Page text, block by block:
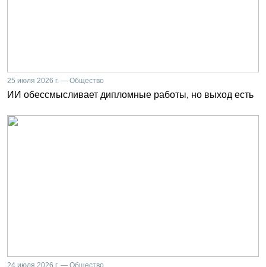
25 июля 2026 г. — Общество
ИИ обессмысливает дипломные работы, но выход есть
24 июля 2026 г. — Общество